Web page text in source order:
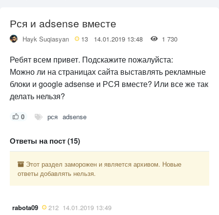
Рся и adsense вместе
Hayk Suqiasyan 13 14.01.2019 13:48 1 730
Ребят всем привет. Подскажите пожалуйста:
Можно ли на страницах сайта выставлять рекламные
блоки и google adsense и РСЯ вместе? Или все же так
делать нельзя?
0 рся adsense
Ответы на пост (15)
Этот раздел заморожен и является архивом. Новые
ответы добавлять нельзя.
rabota09 212 14.01.2019 13:49